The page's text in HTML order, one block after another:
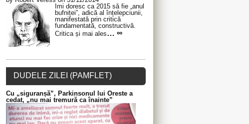
Îmi doresc ca 2015 să fie „anul
bufniței”, adică al înțelepciunii,
manifestată prin critică
fundamentată, constructivă.
Critica și mai ales… ∞
DUDELE ZILEI (PAMFLET)
Cu „siguranșă”, Parkinsonul lui Oreste a
cedat, „nu mai tremură ca înainte”